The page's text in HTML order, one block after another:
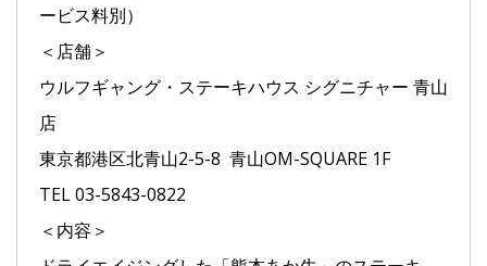
ービス料別）
＜店舗＞
ウルフギャング・ステーキハウス シグニチャー 青山
店
東京都港区北青山2-5-8 青山OM-SQUARE 1F
TEL 03-5843-0822
＜内容＞